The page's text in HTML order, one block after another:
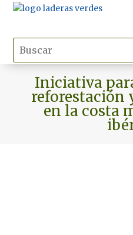
Iniciativa
reforestación
en la costa